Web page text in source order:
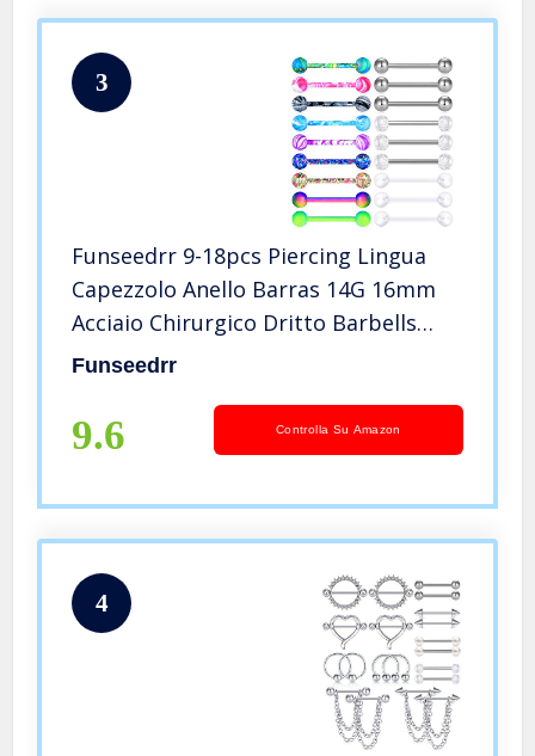
3
Funseedrr 9-18pcs Piercing Lingua
Capezzolo Anello Barras 14G 16mm
Acciaio Chirurgico Dritto Barbells
Colorato Palline Corpo Piercing
Funseedrr
9.6 Controlla Su Amazon
4